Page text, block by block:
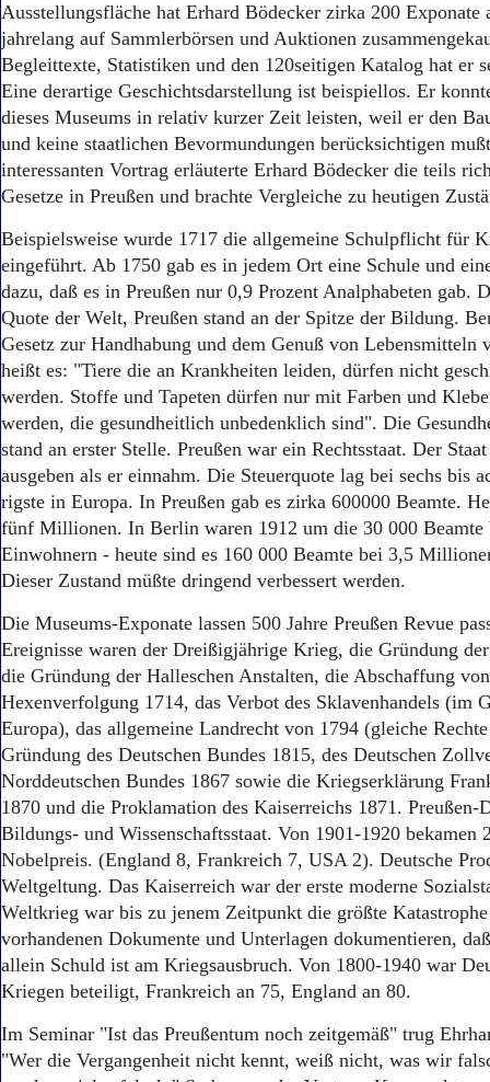
Ausstellungsfläche hat Erhard Bödecker zirka 200 Exponate
jahrelang auf Sammlerbörsen und Auktionen
Begleittexte, Statistiken und den 120seitigen Katalog hat er
Eine derartige Geschichtsdarstellung ist beispiellos. Er
dieses Museums in relativ kurzer Zeit leisten, weil er den
und keine staatlichen Bevormundungen berücksichtigen
interessanten Vortrag erläuterte Erhard Bödecker die teils
Gesetze in Preußen und brachte Vergleiche zu heutigen
Beispielsweise wurde 1717 die allgemeine Schulpflicht für
eingeführt. Ab 1750 gab es in jedem Ort eine Schule und
dazu, daß es in Preußen nur 0,9 Prozent Analphabeten gab.
Quote der Welt, Preußen stand an der Spitze der Bildung.
Gesetz zur Handhabung und dem Genuß von Lebensmitteln
heißt es: "Tiere die an Krankheiten leiden, dürfen nicht
werden. Stoffe und Tapeten dürfen nur mit Farben und
werden, die gesundheitlich unbedenklich sind". Die
stand an erster Stelle. Preußen war ein Rechtsstaat. Der
ausgeben als er einnahm. Die Steuerquote lag bei sechs bis
rigste in Europa. In Preußen gab es zirka 600000 Beamte.
fünf Millionen. In Berlin waren 1912 um die 30 000
Einwohnern - heute sind es 160 000 Beamte bei 3,5
Dieser Zustand müßte dringend verbessert werden.
Die Museums-Exponate lassen 500 Jahre Preußen Revue
Ereignisse waren der Dreißigjährige Krieg, die Gründung
die Gründung der Halleschen Anstalten, die Abschaffung
Hexenverfolgung 1714, das Verbot des Sklavenhandels (im
Europa), das allgemeine Landrecht von 1794 (gleiche
Gründung des Deutschen Bundes 1815, des Deutschen
Norddeutschen Bundes 1867 sowie die Kriegserklärung
1870 und die Proklamation des Kaiserreichs 1871. Preußen-
Bildungs- und Wissenschaftsstaat. Von 1901-1920 bekamen
Nobelpreis. (England 8, Frankreich 7, USA 2). Deutsche
Weltgeltung. Das Kaiserreich war der erste moderne
Weltkrieg war bis zu jenem Zeitpunkt die größte
vorhandenen Dokumente und Unterlagen dokumentieren,
allein Schuld ist am Kriegsausbruch. Von 1800-1940 war
Kriegen beteiligt, Frankreich an 75, England an 80.
Im Seminar "Ist das Preußentum noch zeitgemäß" trug
"Wer die Vergangenheit nicht kennt, weiß nicht, was wir